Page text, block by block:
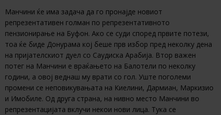
Манчини ќе има задача да го пронајде новиот
репрезентативен голман по репрезентативното
пензионирање на Буфон. Ако се суди според првите потези,
тоа ќе биде Донурама кој беше прв избор пред неколку дена
на пријателскиот дуел со Саудиска Арабија. Втор важен
потег на Манчини е враќањето на Балотели по неколку
години, а овој веднаш му врати со гол. Уште поголеми
промени се неповикувањата на Киелини, Дармиан, Маркизио
и Имобиле. Од друга страна, на нивно место Манчини во
репрезентацијата вклучи некои нови лица. Тука се